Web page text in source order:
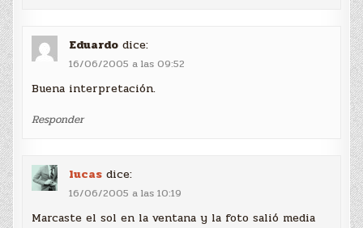
Eduardo dice:
16/06/2005 a las 09:52
Buena interpretación.
Responder
lucas dice:
16/06/2005 a las 10:19
Marcaste el sol en la ventana y la foto salió media